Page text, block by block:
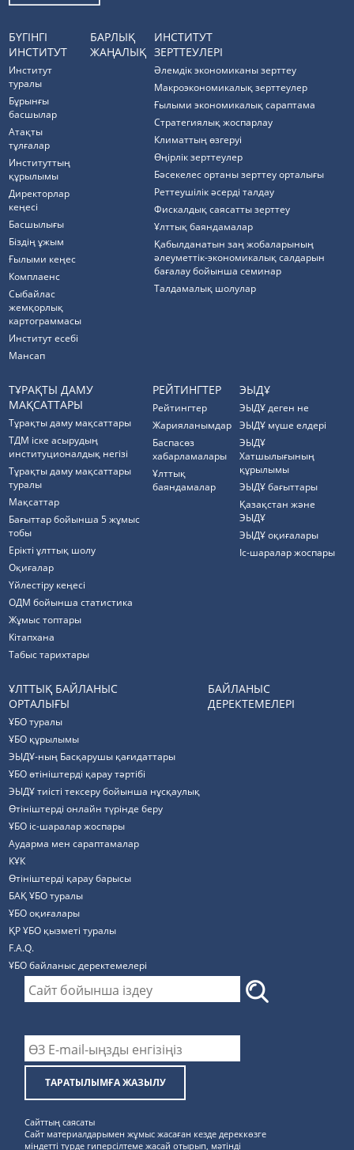
БҮГІНГІ
ИНСТИТУТ
Институт
туралы
Бұрынғы
басшылар
Атақты
тұлғалар
Институттың
құрылымы
Директорлар
кеңесі
Басшылығы
Біздің ұжым
Ғылыми кеңес
Комплаенс
Cыбайлас
жемқорлық
картограммасы
Институт есебі
Мансап
БАРЛЫҚ
ЖАҢАЛЫҚ
ИНСТИТУТ
ЗЕРТТЕУЛЕРІ
Әлемдік экономиканы зерттеу
Макроэкономикалық зерттеулер
Ғылыми экономикалық сараптама
Стратегиялық жоспарлау
Климаттың өзгеруі
Өңірлік зерттеулер
Бәсекелес ортаны зерттеу орталығы
Реттеушілік әсерді талдау
Фискалдық саясатты зерттеу
Ұлттық баяндамалар
Қабылданатын заң жобаларының
әлеуметтік-экономикалық салдарын
бағалау бойынша семинар
Талдамалық шолулар
ТҰРАҚТЫ ДАМУ
МАҚСАТТАРЫ
Тұрақты даму мақсаттары
ТДМ іске асырудың
институционалдық негізі
Тұрақты даму мақсаттары
туралы
Мақсаттар
Бағыттар бойынша 5 жұмыс
тобы
Ерікті ұлттық шолу
Оқиғалар
Үйлестіру кеңесі
ОДМ бойынша статистика
Жұмыс топтары
Кітапхана
Табыс тарихтары
РЕЙТИНГТЕР
Рейтингтер
Жарияланымдар
Баспасөз
хабарламалары
Ұлттық
баяндамалар
ЭЫДҰ
ЭЫДҰ деген не
ЭЫДҰ мүше елдері
ЭЫДҰ
Хатшылығының
құрылымы
ЭЫДҰ бағыттары
Қазақстан және
ЭЫДҰ
ЭЫДҰ оқиғалары
Іс-шаралар жоспары
ҰЛТТЫҚ БАЙЛАНЫС
ОРТАЛЫҒЫ
ҰБО туралы
ҰБО құрылымы
ЭЫДҰ-ның Басқарушы қағидаттары
ҰБО өтініштерді қарау тәртібі
ЭЫДҰ тиісті тексеру бойынша нұсқаулық
Өтініштерді онлайн түрінде беру
ҰБО іс-шаралар жоспары
Аударма мен сараптамалар
КҰК
Өтініштерді қарау барысы
БАҚ ҰБО туралы
ҰБО оқиғалары
ҚР ҰБО қызметі туралы
F.A.Q.
ҰБО байланыс деректемелерi
БАЙЛАНЫС
ДЕРЕКТЕМЕЛЕРІ
ТАРАТЫЛЫМҒА ЖАЗЫЛУ
Сайттың саясаты
Сайт материалдарымен жұмыс жасаған кезде дереккөзге
міндетті түрде гиперсілтеме жасай отырып, мәтінді